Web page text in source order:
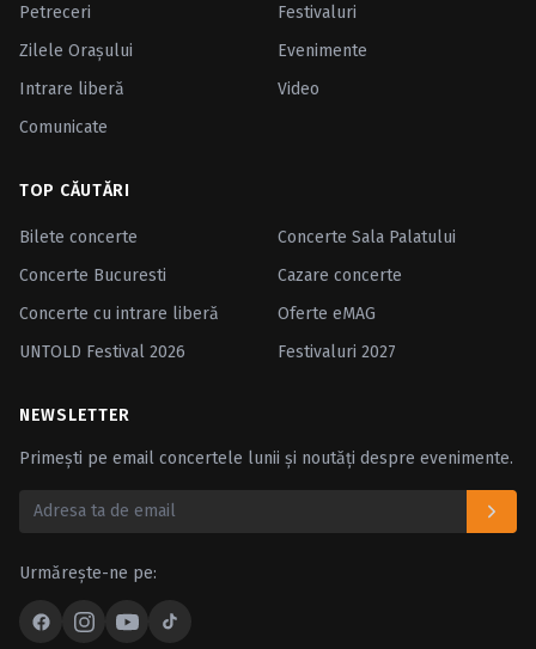
Petreceri
Festivaluri
Zilele Oraşului
Evenimente
Intrare liberă
Video
Comunicate
TOP CĂUTĂRI
Bilete concerte
Concerte Sala Palatului
Concerte Bucuresti
Cazare concerte
Concerte cu intrare liberă
Oferte eMAG
UNTOLD Festival 2026
Festivaluri 2027
NEWSLETTER
Primești pe email concertele lunii și noutăți despre evenimente.
Urmărește-ne pe: